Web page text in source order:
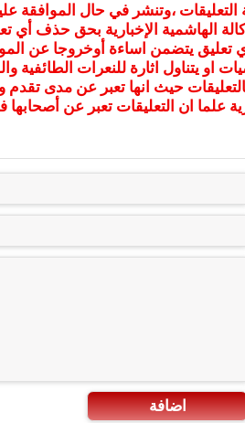
التعليقات ،وتنشر في حال الموافقة
الهاشمية الإخبارية بحق حذف
تعليق يتضمن اساءة أوخروجا عن
او يتناول اثارة للنعرات الطائفية
حيث انها تعبر عن مدى تقدم
علما ان التعليقات تعبر عن
اضافة